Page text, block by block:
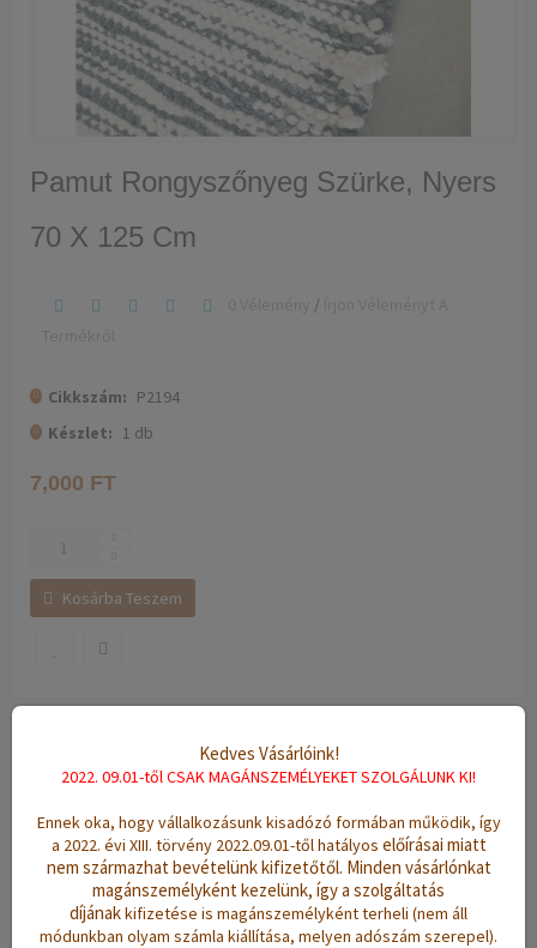
Pamut Rongyszőnyeg Szürke, Nyers
70 X 125 Cm
/
Cikkszám: P2194
Készlet: 1 db
7,000 FT
Kosárba Teszem
Értékelések (0)
Szövés:kézi szövésű
Anyag:90% pamut, 10% polyester
(sz/h): 70 x 125 cm
Súly:1,5 Kg
Kedves Vásárlóink!
2022. 09.01-től CSAK MAGÁNSZEMÉLYEKET SZOLGÁLUNK KI!
Ennek oka, hogy vállalkozásunk kisadózó formában működik, így
a 2022. évi XIII. törvény 2022.09.01-től hatályos előírásai miatt
nem származhat bevételünk kifizetőtől. Minden vásárlónkat
magánszemélyként kezelünk, így a szolgáltatás
díjánakkifizetése is magánszemélyként terheli (nem áll
módunkban olyam számla kiállítása, melyen adószám szerepel).